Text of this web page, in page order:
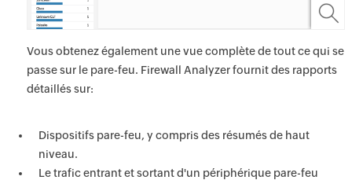
Vous obtenez également une vue complète de tout ce qui se
passe sur le pare-feu. Firewall Analyzer fournit des rapports
détaillés sur:
Dispositifs pare-feu, y compris des résumés de haut
niveau.
Le trafic entrant et sortant d'un périphérique pare-feu